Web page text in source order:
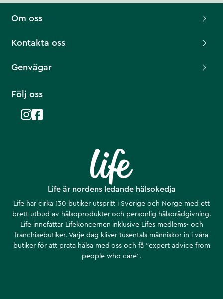
Life är nordens ledande hälsokedja
Life har cirka 130 butiker utspritt i Sverige och Norge med ett
brett utbud av hälsoprodukter och personlig hälsorådgivning.
Life innefattar Lifekoncernen inklusive Lifes medlems- och
franchisebutiker. Varje dag kliver tusentals människor in i våra
butiker för att prata hälsa med oss och få ”expert advice from
people who care”.
Om oss
Kontakta oss
Genvägar
Följ oss